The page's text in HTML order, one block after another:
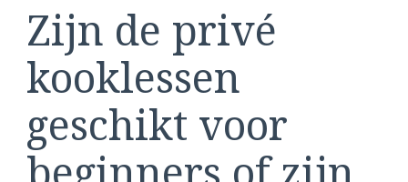
Zijn de privé
kooklessen
geschikt voor